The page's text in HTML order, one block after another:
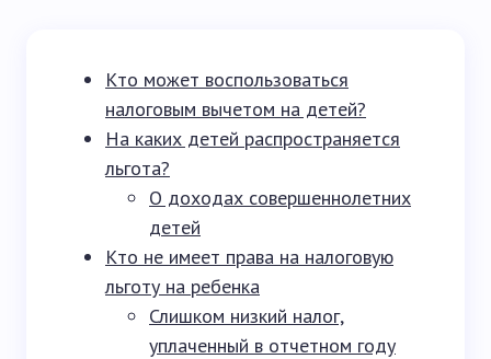
Кто может воспользоваться
налоговым вычетом на детей?
На каких детей распространяется
льгота?
О доходах совершеннолетних
детей
Кто не имеет права на налоговую
льготу на ребенка
Слишком низкий налог,
уплаченный в отчетном году